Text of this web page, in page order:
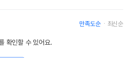
만족도순 최신순
확인할 수 있어요.